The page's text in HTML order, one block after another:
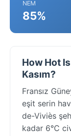
NEM
85%
How Hot
Kasım?
Fransız
eşit serin
de-Viviès
kadar 6°C